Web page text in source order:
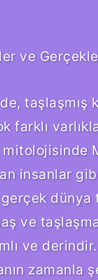
ve
taşlaşmış
farklı
mitolojisinde
insanlar
gerçek dünya
ve
ve derindir.
zamanla